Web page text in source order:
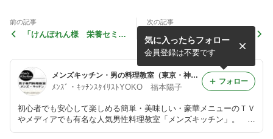
前の記事
「けんぽれん様 栄養セミナ
次の記事
《告知》9月は【男のアウト
ドア料理・豚の塩釜焼き】
@男子限定料理教室・メンズ
キッチン
メンズキッチン・男の料理教室（東京・神奈川・埼玉・千葉の男性が通う毎回満席とＴＶでも話題の人気料理教室）
ﾒﾝｽﾞ・ｷｯﾁﾝｽﾀｲﾘｽﾄYOKO 福本陽子
初心者でも安心して楽しめる簡単・美味しい・豪華メニューのＴＶ
やメディアでも有名な人気男性料理教室「メンズキッチン」。
男子料理研究家・フードプロデューサーのYOKO（福本陽子）が主
気に入ったらフォロー
会員登録は不要です
フォロー